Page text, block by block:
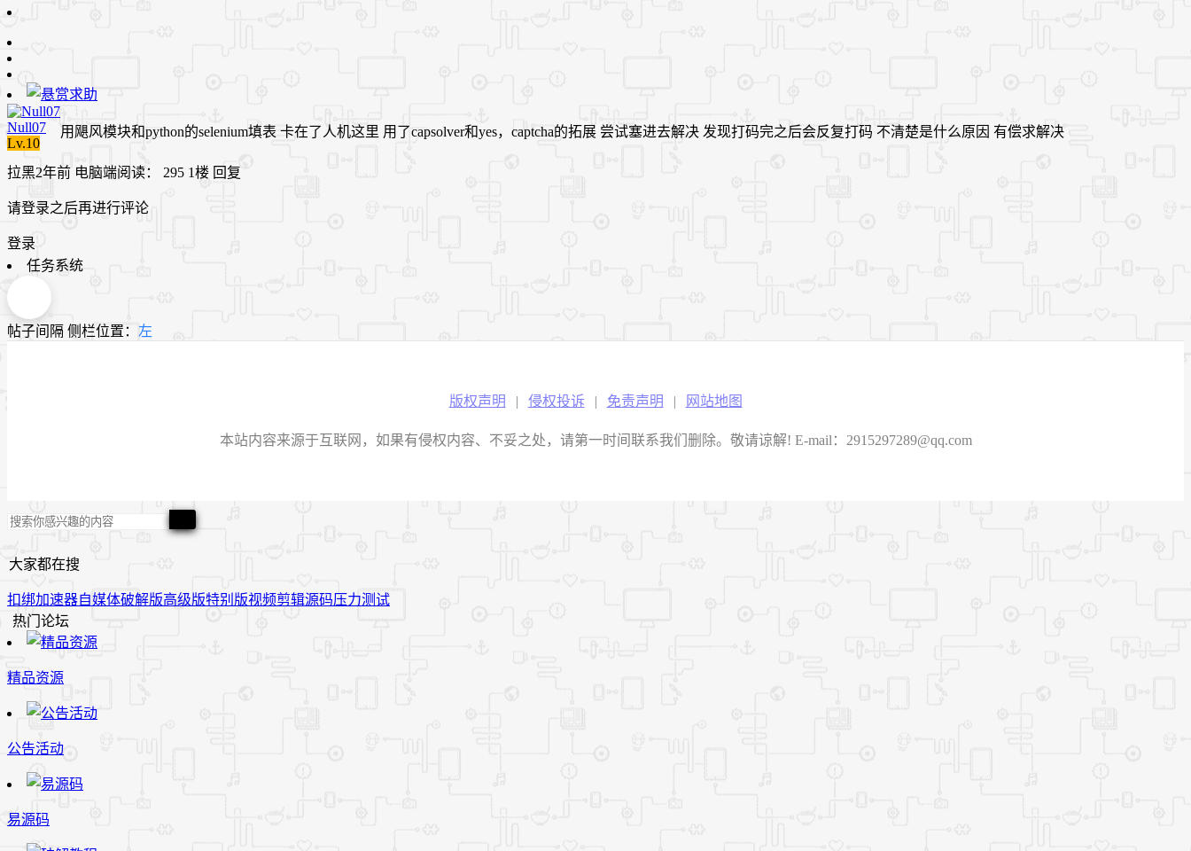
Null07
Lv.10
用飓风模块和python的selenium填表 卡在了人机这里 用了capsolver和yes，captcha的拓展 尝试塞进去解决 发现打码完之后会反复打码 不清楚是什么原因 有偿求解决
拉黑2年前 电脑端阅读： 295 1楼 回复
请登录之后再进行评论
登录
任务系统
帖子间隔 侧栏位置： 左
版权声明 | 侵权投诉 | 免责声明 | 网站地图
本站内容来源于互联网，如果有侵权内容、不妥之处，请第一时间联系我们删除。敬请谅解! E-mail：2915297289@qq.com
大家都在搜
扣绑加速器自媒体破解版高级版特别版视频剪辑源码压力测试
热门论坛
精品资源
公告活动
易源码